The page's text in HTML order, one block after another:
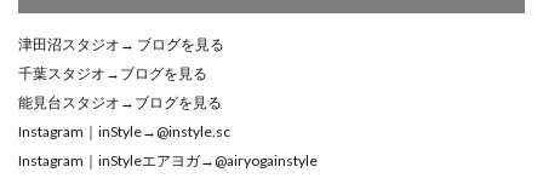
津田沼スタジオ→ ブログを見る
千葉スタジオ→ ブログを見る
能見台スタジオ→ ブログを見る
Instagram｜inStyle→ @instyle.sc
Instagram｜inStyleエアヨガ→ @airyogainstyle